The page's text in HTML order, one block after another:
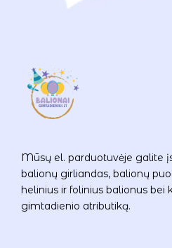
Mūsų el. parduotuvėje galite
balionų girliandas, balionų
helinius ir folinius balionus bei
gimtadienio atributiką.